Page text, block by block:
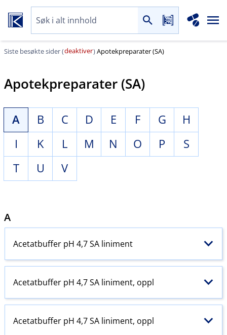
Siste besøkte sider (deaktiver)Apotekpreparater (SA)
Apotekpreparater (SA)
A B C D E F G
H
I
K L M N O P
S
T
U V
A
Acetatbuffer pH 4,7 SA liniment
Acetatbuffer pH 4,7 SA liniment, oppl
Acetatbuffer pH 4,7 SA liniment, oppl